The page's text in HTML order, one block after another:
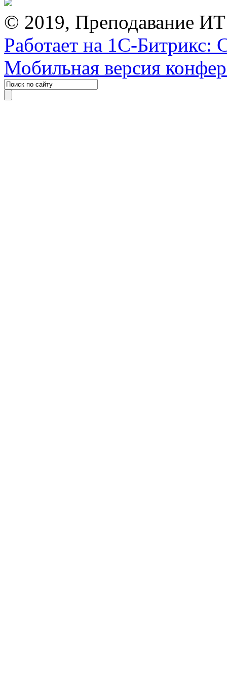
© 2019, Преподавание
Работает на 1С-Битрикс:
Мобильная версия